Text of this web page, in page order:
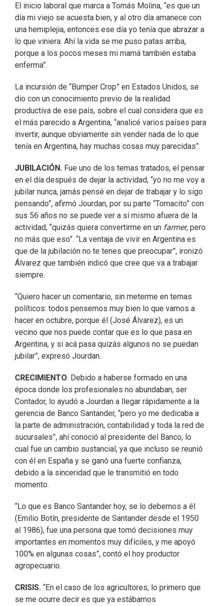
El inicio laboral que marca a Tomás Molina, “es que un
día mi viejo se acuesta bien, y al otro día amanece con
una hemiplejia, entonces ese día yo tenía que abrazar a
lo que viniera. Ahí la vida se me puso patas arriba,
porque a los pocos meses mi mamá también estaba
enferma”.
La incursión de “Bumper Crop” en Estados Unidos, se
dio con un conocimiento previo de la realidad
productiva de ese país, sobre el cual considera que es
el más parecido a Argentina, “analicé varios países para
invertir, aunque obviamente sin vender nada de lo que
tenía en Argentina, hay muchas cosas muy parecidas”.
JUBILACIÓN. Fue uno de los temas tratados, el pensar
en el día después de dejar la actividad, “yo no me voy a
jubilar nunca, jamás pensé en dejar de trabajar y lo sigo
pensando”, afirmó Jourdan, por su parte “Tomacito” con
sus 56 años no se puede ver a sí mismo afuera de la
actividad, “quizás quiera convertirme en un farmer, pero
no más que eso”. “La ventaja de vivir en Argentina es
que de la jubilación no te tenes que preocupar”, ironizó
Álvarez que también indicó que cree que va a trabajar
siempre.
“Quiero hacer un comentario, sin meterme en temas
políticos: todos pensemos muy bien lo que vamos a
hacer en octubre, porque él (José Álvarez), es un
vecino que nos puede contar que es lo que pasa en
Argentina, y si acá pasa quizás algunos no se puedan
jubilar”, expresó Jourdan.
CRECIMIENTO. Debido a haberse formado en una
época donde los profesionales no abundaban, ser
Contador, lo ayudó a Jourdan a llegar rápidamente a la
gerencia de Banco Santander, “pero yo me dedicaba a
la parte de administración, contabilidad y toda la red de
sucursales”, ahí conoció al presidente del Banco, lo
cual fue un cambio sustancial, ya que incluso se reunió
con él en España y se ganó una fuerte confianza,
debido a la sinceridad que le transmitió en todo
momento.
“Lo que es Banco Santander hoy, se lo debemos a él
(Emilio Botín, presidente de Santander desde el 1950
al 1986), fue una persona que tomó decisiones muy
importantes en momentos muy difíciles, y me apoyó
100% en algunas cosas”, contó el hoy productor
agropecuario.
CRISIS. “En el caso de los agricultores, lo primero que
se me ocurre decir es que ya estábamos